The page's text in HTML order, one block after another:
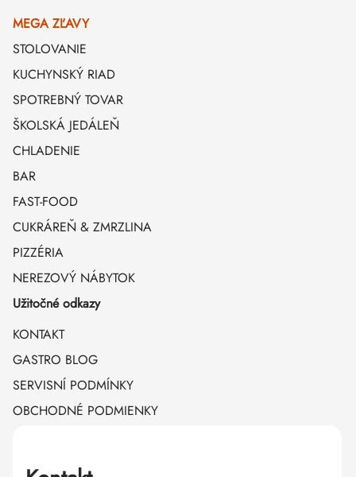
MEGA ZĽAVY
STOLOVANIE
KUCHYNSKÝ RIAD
SPOTREBNÝ TOVAR
ŠKOLSKÁ JEDÁLEŇ
CHLADENIE
BAR
FAST-FOOD
CUKRÁREŇ & ZMRZLINA
PIZZÉRIA
NEREZOVÝ NÁBYTOK
Užitočné odkazy
KONTAKT
GASTRO BLOG
SERVISNÍ PODMÍNKY
OBCHODNÉ PODMIENKY